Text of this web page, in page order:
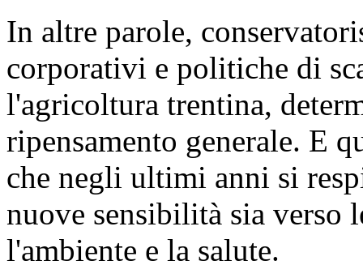
In altre parole,
corporativi e politiche di
l'agricoltura trentina,
ripensamento generale. E
che negli ultimi anni si
nuove sensibilità sia verso
l'ambiente e la salute.